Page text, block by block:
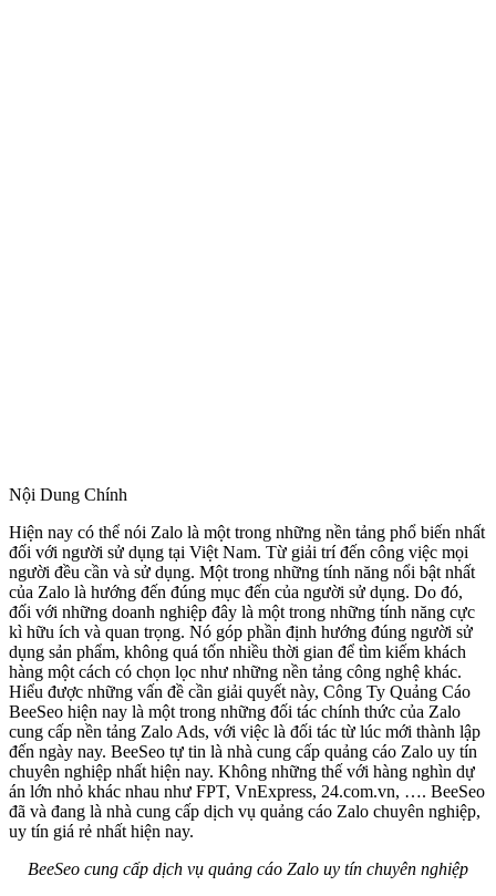
Nội Dung Chính
Hiện nay có thể nói Zalo là một trong những nền tảng phổ biến nhất
đối với người sử dụng tại Việt Nam. Từ giải trí đến công việc mọi
người đều cần và sử dụng. Một trong những tính năng nổi bật nhất
của Zalo là hướng đến đúng mục đến của người sử dụng. Do đó,
đối với những doanh nghiệp đây là một trong những tính năng cực
kì hữu ích và quan trọng. Nó góp phần định hướng đúng người sử
dụng sản phẩm, không quá tốn nhiều thời gian để tìm kiếm khách
hàng một cách có chọn lọc như những nền tảng công nghệ khác.
Hiểu được những vấn đề cần giải quyết này, Công Ty Quảng Cáo
BeeSeo hiện nay là một trong những đối tác chính thức của Zalo
cung cấp nền tảng Zalo Ads, với việc là đối tác từ lúc mới thành lập
đến ngày nay. BeeSeo tự tin là nhà cung cấp quảng cáo Zalo uy tín
chuyên nghiệp nhất hiện nay. Không những thế với hàng nghìn dự
án lớn nhỏ khác nhau như FPT, VnExpress, 24.com.vn, …. BeeSeo
đã và đang là nhà cung cấp dịch vụ quảng cáo Zalo chuyên nghiệp,
uy tín giá rẻ nhất hiện nay.
BeeSeo cung cấp dịch vụ quảng cáo Zalo uy tín chuyên nghiệp